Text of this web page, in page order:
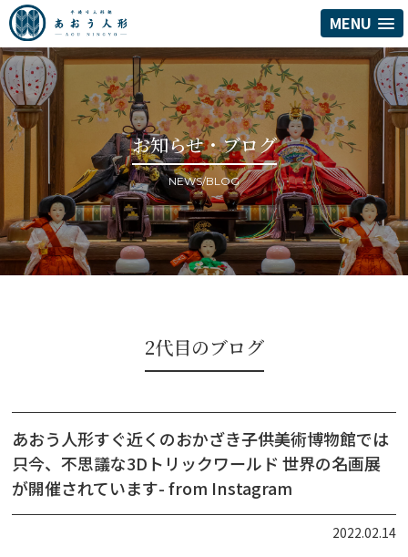
MENU
お知らせ・ブログ
NEWS/BLOG
2代目のブログ
あおう人形すぐ近くのおかざき子供美術博物館では
只今、不思議な3Dトリックワールド 世界の名画展
が開催されています- from Instagram
2022.02.14